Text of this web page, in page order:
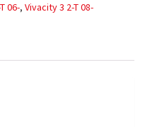
06-, Vivacity 3 2-T 08-